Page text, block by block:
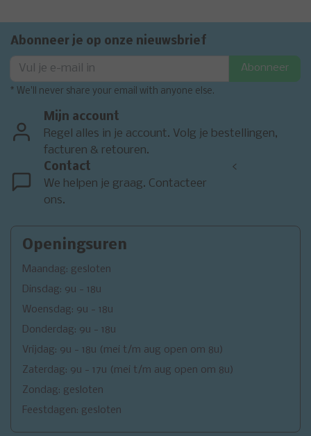
Abonneer je op onze nieuwsbrief
Abonneer
* We'll never share your email with anyone else.
Mijn account
Regel alles in je account. Volg je bestellingen,
facturen & retouren.
Contact
We helpen je graag. Contacteer
ons.
<
Openingsuren
Maandag: gesloten
Dinsdag: 9u - 18u
Woensdag: 9u - 18u
Donderdag: 9u - 18u
Vrijdag: 9u - 18u (mei t/m aug open om 8u)
Zaterdag: 9u - 17u (mei t/m aug open om 8u)
Zondag: gesloten
Feestdagen: gesloten